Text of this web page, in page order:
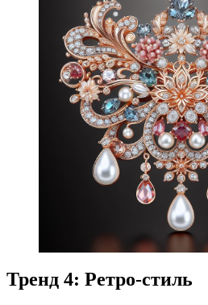
Тренд 4: Ретро-стиль